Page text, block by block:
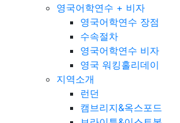
영국어학연수 + 비자
영국어학연수 장점
수속절차
영국어학연수 비자
영국 워킹홀리데이
지역소개
런던
캠브리지&옥스포드